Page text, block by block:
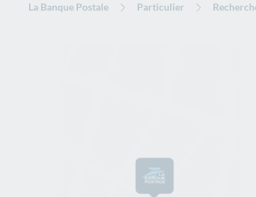
La Banque Postale Particulier